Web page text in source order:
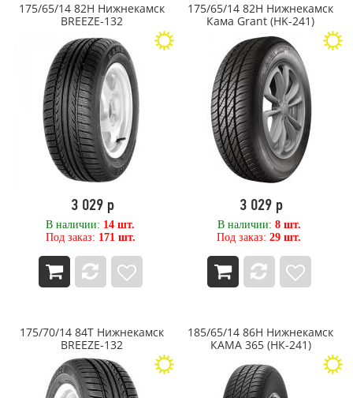
280
29,50
290
295
3,25
3,50
30
30,50
300
315
32
320
325
33
35
355
360
EVERGREEN
Falken
FIREMAX
Firestone
FORCELAND
Forerunner
Formula
Fortune
Forward
FORZA
Fulda
General
General Tire
Gislaved
GiTi
GOODRIDE
Goodyear
GRIPMAX
GT Radial
HABILEAD
Hankook
175/65/14 82H Нижнекамск
BREEZE-132
3 029 р
В наличии: 14 шт.
Под заказ: 171 шт.
175/65/14 82H Нижнекамск
Кама Grant (HK-241)
3 029 р
В наличии: 8 шт.
Под заказ:29 шт.
175/70/14 84T Нижнекамск
BREEZE-132
185/65/14 86H Нижнекамск
КАМА 365 (НК-241)